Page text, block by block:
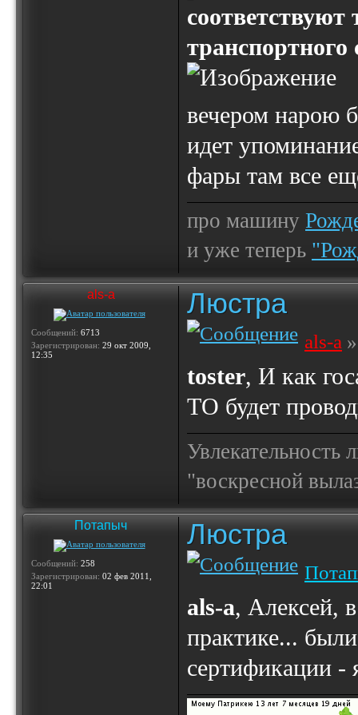
транспортного
вечером нарою
идет
фары там все
про машину
и уже теперь
als-a
Сообщений: 6713
Зарегистрирован: 29 окт 2009,
12:35
Люстра
als-a
toster, И как
ТО будет
Увлекательность
"воскресной
Потапыч
Сообщений: 258
Зарегистрирован: 02 фев 2011,
22:01
Люстра
als-a, Алексей,
практике...
сертификации -